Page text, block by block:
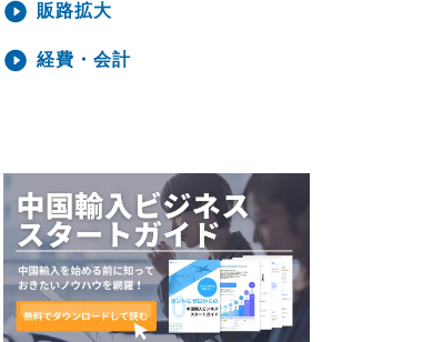
販路拡大
経費・会計